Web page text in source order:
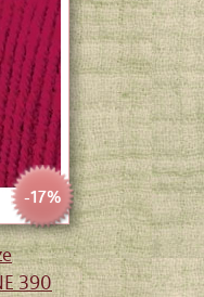
-17%
390